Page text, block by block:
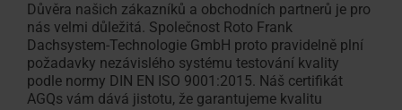
Důvěra našich zákazníků a obchodních partnerů je pro
nás velmi důležitá. Společnost Roto Frank
Dachsystem-Technologie GmbH proto pravidelně plní
požadavky nezávislého systému testování kvality
podle normy DIN EN ISO 9001:2015. Náš certifikát
AGQs vám dává jistotu, že garantujeme kvalitu